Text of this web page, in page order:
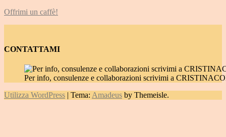
Offrimi un caffè!
CONTATTAMI
Per info, consulenze e collaborazioni scrivimi a
Utilizza WordPress | Tema: Amadeus by Themeisle.